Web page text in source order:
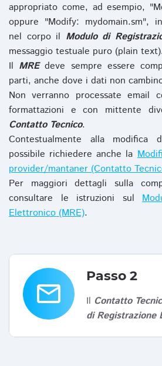
appropriato come, ad esempio,
oppure "Modify: mydomain.sm",
nel corpo il Modulo di
messaggio testuale puro (plain text).
Il MREdeve sempre essere
parti, anche dove i dati non
Non verranno processate email
formattazioni e con mittente
Contatto Tecnico.
Contestualmente alla modifica
possibile richiedere anche la
provider/mantaner (Contatto
Per maggiori dettagli sulla
consultare le istruzioni sul
Elettronico (MRE).
email
Passo 2
Il Contatto
di Registrazione